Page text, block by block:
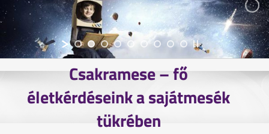
Csakramese – fő
életkérdéseink a sajátmesék
tükrében